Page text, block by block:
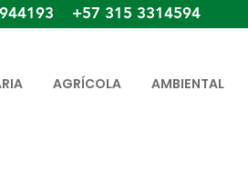
+57 315 3314594
AGRÍCOLA AMBIENTAL